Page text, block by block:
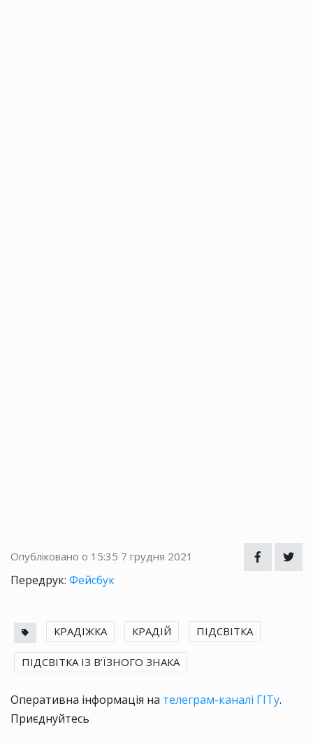
Опубліковано о 15:35 7 грудня 2021
Передрук: Фейсбук
КРАДІЖКА КРАДІЙ ПІДСВІТКА
ПІДСВІТКА ІЗ В’ЇЗНОГО ЗНАКА
Оперативна інформація на телеграм-каналі ГІТу.
Приєднуйтесь